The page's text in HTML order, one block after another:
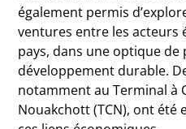
également permis
ventures entre les acteurs
pays, dans une optique
développement durable.
notamment au Terminal à
Nouakchott (TCN), ont